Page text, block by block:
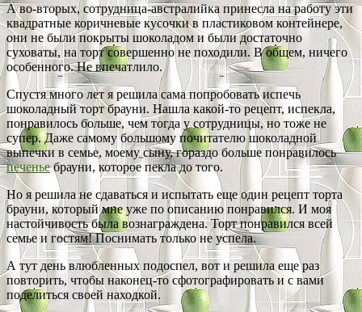
А во-вторых, сотрудница-австралийка принесла на работу эти
квадратные коричневые кусочки в пластиковом контейнере,
они не были покрыты шоколадом и были достаточно
суховаты, на торт совершенно не походили. В общем, ничего
особенного. Не впечатлило.
Спустя много лет я решила сама попробовать испечь
шоколадный торт брауни. Нашла какой-то рецепт, испекла,
понравилось больше, чем тогда у сотрудницы, но тоже не
супер. Даже самому большому почитателю шоколадной
выпечки в семье, моему сыну, гораздо больше понравилось
печеньебрауни, которое пекла до того.
Но я решила не сдаваться и испытать еще один рецепт торта
брауни, который мне уже по описанию понравился. И моя
настойчивость была вознаграждена. Торт понравился всей
семье и гостям! Поснимать только не успела.
А тут день влюбленных подоспел, вот и решила еще раз
повторить, чтобы наконец-то сфотографировать и с вами
поделиться своей находкой.